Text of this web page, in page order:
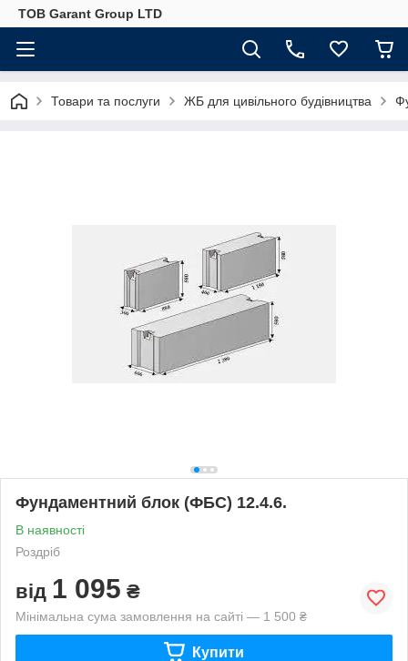
ТОВ Garant Group LTD
Товари та послуги ЖБ для цивільного будівництва
Фундаментний блок (ФБС) 12.4.6.
В наявності
Роздріб
від 1 095 ₴
Мінімальна сума замовлення на сайті — 1 500 ₴
Купити